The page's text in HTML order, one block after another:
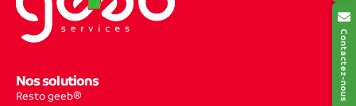
Contactez-nous
Nos solutions
Resto geeb®